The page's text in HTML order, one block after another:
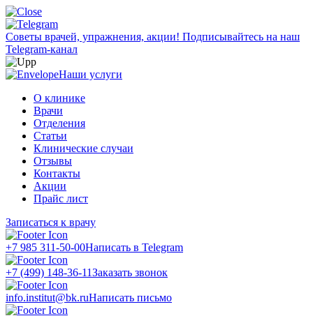
Советы врачей, упражнения, акции! Подписывайтесь на наш
Telegram-канал
Наши услуги
О клинике
Врачи
Отделения
Статьи
Клинические случаи
Отзывы
Контакты
Акции
Прайс лист
Записаться к врачу
+7 985 311-50-00Написать в Telegram
+7 (499) 148-36-11Заказать звонок
info.institut@bk.ruНаписать письмо